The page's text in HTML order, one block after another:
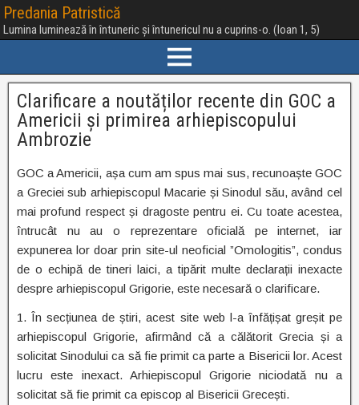
Predania Patristică
Lumina luminează în întuneric și întunericul nu a cuprins-o. (Ioan 1, 5)
Clarificare a noutăților recente din GOC a
Americii și primirea arhiepiscopului
Ambrozie
GOC a Americii, așa cum am spus mai sus, recunoaște GOC
a Greciei sub arhiepiscopul Macarie și Sinodul său, având cel
mai profund respect și dragoste pentru ei. Cu toate acestea,
întrucât nu au o reprezentare oficială pe internet, iar
expunerea lor doar prin site-ul neoficial ”Omologitis”, condus
de o echipă de tineri laici, a tipărit multe declarații inexacte
despre arhiepiscopul Grigorie, este necesară o clarificare.
1. În secțiunea de știri, acest site web l-a înfățișat greșit pe
arhiepiscopul Grigorie, afirmând că a călătorit Grecia și a
solicitat Sinodului ca să fie primit ca parte a Bisericii lor. Acest
lucru este inexact. Arhiepiscopul Grigorie niciodată nu a
solicitat să fie primit ca episcop al Bisericii Grecești.